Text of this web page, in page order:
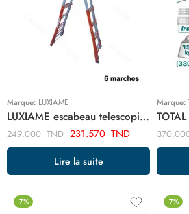
Marque: LUXIAME
LUXIAME escabeau telescopique acier 6+6 ART02996
249.000TND 231.570 TND
Lire la suite
Marque:
-7%
-7%